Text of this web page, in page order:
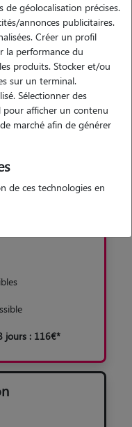
à la pension
jours : 116€*
géolocalisation précises.
annonces publicitaires.
Créer un profil
la performance du
produits. Stocker et/ou
sur un terminal.
Sélectionner des
afficher un contenu
marché afin de générer
de ces technologies en